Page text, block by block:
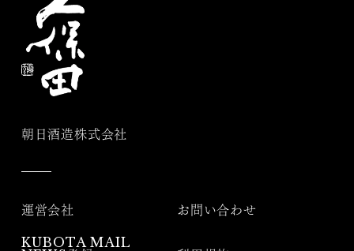
朝日酒造株式会社
運営会社 お問い合わせ
KUBOTA MAIL